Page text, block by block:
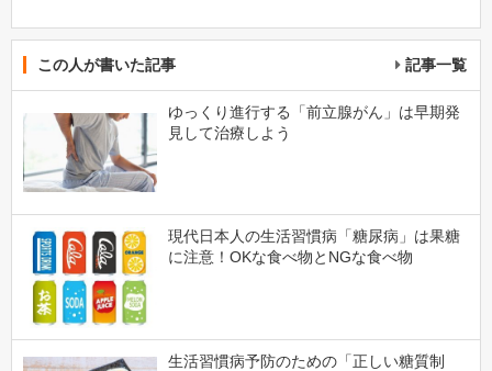
この人が書いた記事 記事一覧
ゆっくり進行する「前立腺がん」は早期発
見して治療しよう
現代日本人の生活習慣病「糖尿病」は果糖
に注意！OKな食べ物とNGな食べ物
生活習慣病予防のための「正しい糖質制